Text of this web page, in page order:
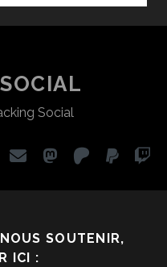
DÉNI ?
J-Social
emailmastodon
patreon
SOUTENIR,
ICI :